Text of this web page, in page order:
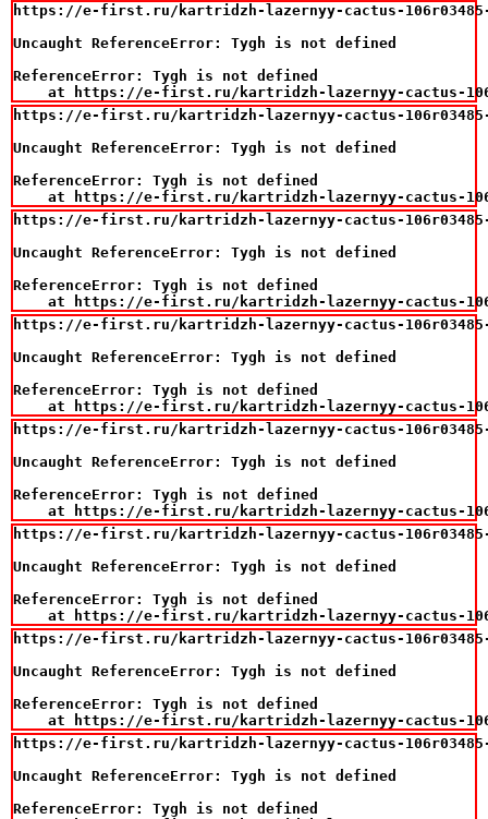
https://e-first.ru/kartridzh-lazernyy-cactus-106r03485-
Uncaught ReferenceError: Tygh is not defined
ReferenceError: Tygh is not defined
at https://e-first.ru/kartridzh-lazernyy-cactus-
https://e-first.ru/kartridzh-lazernyy-cactus-106r03485-
Uncaught ReferenceError: Tygh is not defined
ReferenceError: Tygh is not defined
at https://e-first.ru/kartridzh-lazernyy-cactus-
https://e-first.ru/kartridzh-lazernyy-cactus-106r03485-
Uncaught ReferenceError: Tygh is not defined
ReferenceError: Tygh is not defined
at https://e-first.ru/kartridzh-lazernyy-cactus-
https://e-first.ru/kartridzh-lazernyy-cactus-106r03485-
Uncaught ReferenceError: Tygh is not defined
ReferenceError: Tygh is not defined
at https://e-first.ru/kartridzh-lazernyy-cactus-
https://e-first.ru/kartridzh-lazernyy-cactus-106r03485-
Uncaught ReferenceError: Tygh is not defined
ReferenceError: Tygh is not defined
at https://e-first.ru/kartridzh-lazernyy-cactus-
https://e-first.ru/kartridzh-lazernyy-cactus-106r03485-
Uncaught ReferenceError: Tygh is not defined
ReferenceError: Tygh is not defined
at https://e-first.ru/kartridzh-lazernyy-cactus-
https://e-first.ru/kartridzh-lazernyy-cactus-106r03485-
Uncaught ReferenceError: Tygh is not defined
ReferenceError: Tygh is not defined
at https://e-first.ru/kartridzh-lazernyy-cactus-
https://e-first.ru/kartridzh-lazernyy-cactus-106r03485-
Uncaught ReferenceError: Tygh is not defined
ReferenceError: Tygh is not defined